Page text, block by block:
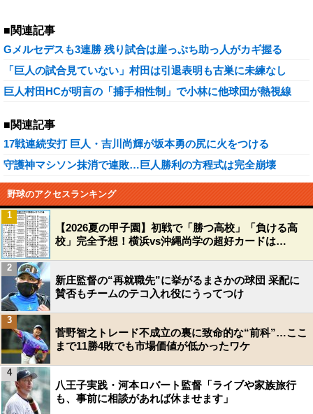
■関連記事
Gメルセデスも3連勝 残り試合は崖っぷち助っ人がカギ握る
「巨人の試合見ていない」村田は引退表明も古巣に未練なし
巨人村田HCが明言の「捕手相性制」で小林に他球団が熱視線
■関連記事
17戦連続安打 巨人・吉川尚輝が坂本勇の尻に火をつける
守護神マシソン抹消で連敗…巨人勝利の方程式は完全崩壊
野球のアクセスランキング
【2026夏の甲子園】初戦で「勝つ高校」「負ける高
校」完全予想！横浜vs沖縄尚学の超好カードは…
1
新庄監督の“再就職先”に挙がるまさかの球団 采配に
賛否もチームのテコ入れ役にうってつけ
2
菅野智之トレード不成立の裏に致命的な“前科”…ここ
まで11勝4敗でも市場価値が低かったワケ
3
八王子実践・河本ロバート監督「ライブや家族旅行
も、事前に相談があれば休ませます」
4